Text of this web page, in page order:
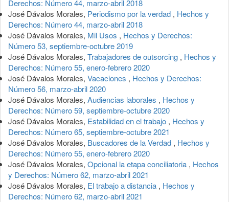
Derechos: Número 44, marzo-abril 2018
José Dávalos Morales, Periodismo por la verdad , Hechos y
Derechos: Número 44, marzo-abril 2018
José Dávalos Morales, Mil Usos , Hechos y Derechos:
Número 53, septiembre-octubre 2019
José Dávalos Morales, Trabajadores de outsorcing , Hechos y
Derechos: Número 55, enero-febrero 2020
José Dávalos Morales, Vacaciones , Hechos y Derechos:
Número 56, marzo-abril 2020
José Dávalos Morales, Audiencias laborales , Hechos y
Derechos: Número 59, septiembre-octubre 2020
José Dávalos Morales, Estabilidad en el trabajo , Hechos y
Derechos: Número 65, septiembre-octubre 2021
José Dávalos Morales, Buscadores de la Verdad , Hechos y
Derechos: Número 55, enero-febrero 2020
José Dávalos Morales, Opcional la etapa conciliatoria , Hechos
y Derechos: Número 62, marzo-abril 2021
José Dávalos Morales, El trabajo a distancia , Hechos y
Derechos: Número 62, marzo-abril 2021